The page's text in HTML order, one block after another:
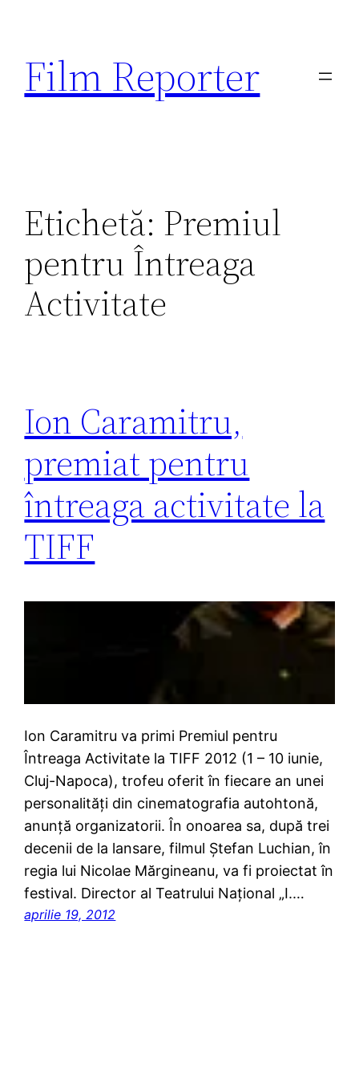
conținut
Film Reporter
Etichetă: Premiul
pentru Întreaga
Activitate
Ion Caramitru,
premiat pentru
întreaga activitate la
TIFF
Ion Caramitru va primi Premiul pentru
Întreaga Activitate la TIFF 2012 (1 – 10 iunie,
Cluj-Napoca), trofeu oferit în fiecare an unei
personalităţi din cinematografia autohtonă,
anunţă organizatorii. În onoarea sa, după trei
decenii de la lansare, filmul Ştefan Luchian, în
regia lui Nicolae Mărgineanu, va fi proiectat în
festival. Director al Teatrului Naţional „I.…
aprilie 19, 2012